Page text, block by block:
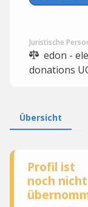
Juristische
edon -
donations
Übersicht
Profil ist
noch nicht